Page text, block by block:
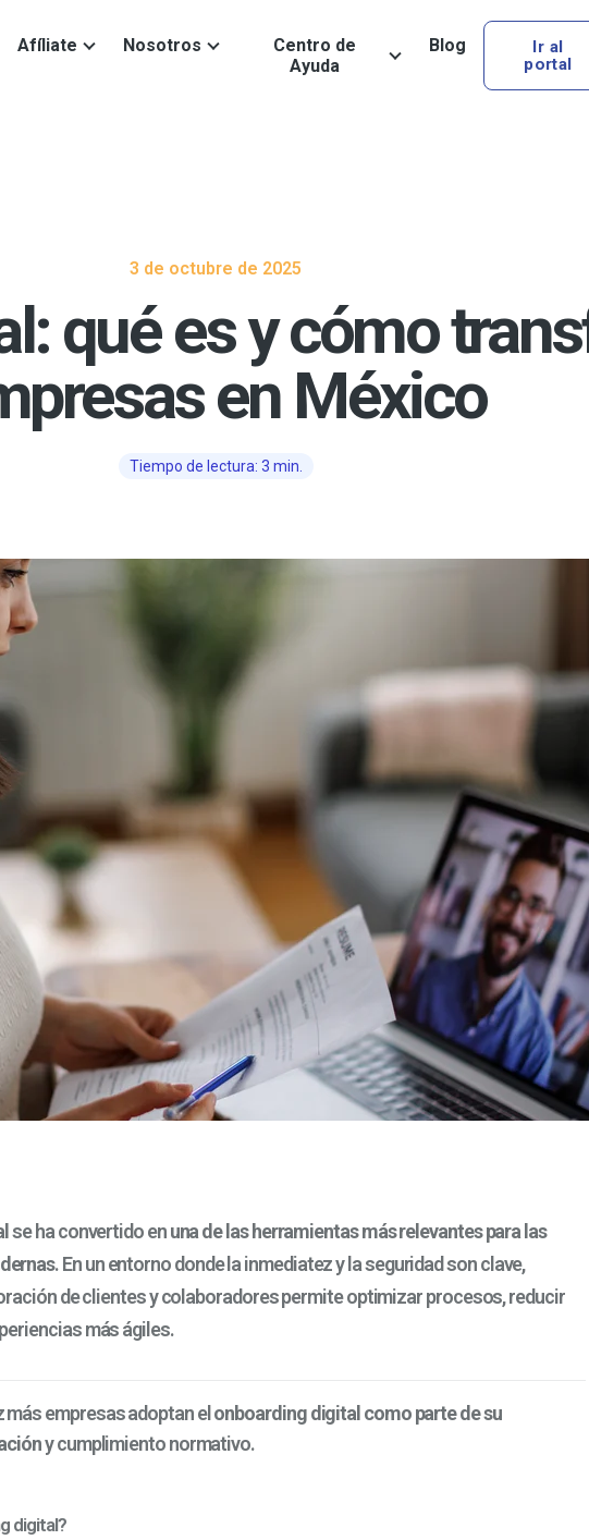
Afíliate Nosotros
Centro de
Ayuda
Blog
Ir al
portal
3 de octubre de 2025
qué es y cómo
en México
Tiempo de lectura: 3 min.
se ha convertido enuna de las herramientas más relevantes para las
. En un entorno donde la inmediatez y la seguridad son clave,
de clientes y colaboradores permite optimizar procesos, reducir
más ágiles.
más empresas adoptan elonboarding digitalcomo parte de su
y cumplimiento normativo.
digital?